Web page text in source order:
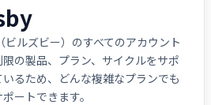
ルズビー）のすべてのアカウント
限の製品、プラン、サイクルをサポ
いるため、どんな複雑なプランでも
ートできます。